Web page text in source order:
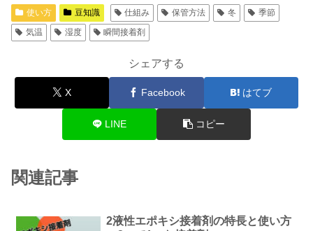
使い方 豆知識 仕組み 保管方法 冬
季節
気温
湿度 瞬間接着剤
シェアする
X Facebook はてブ
LINE コピー
関連記事
2液性エポキシ接着剤の特長と使い方